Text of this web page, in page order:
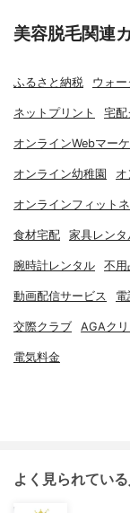
美容脱毛関連
ふるさと納税 ウォ
ネットプリント 宅配
オンラインWebマー
オンライン幼稚園
オンラインフィット
食材宅配 家具レンタ
腕時計レンタル 不用
動画配信サービス
交際クラブ AGAク
電気料金
よく見られてい